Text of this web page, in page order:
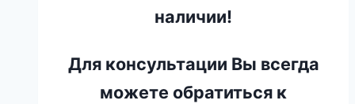
наличии!
Для консультации Вы всегда
можете обратиться к